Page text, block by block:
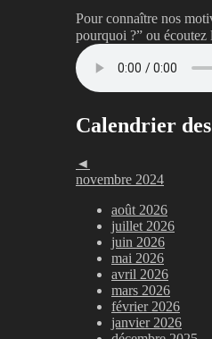
Pour connaître nos
pourquoi ?” ou
Calendrier
◄
novembre 2024
août 2026
juillet 2026
juin 2026
mai 2026
avril 2026
mars 2026
février 2026
janvier 2026